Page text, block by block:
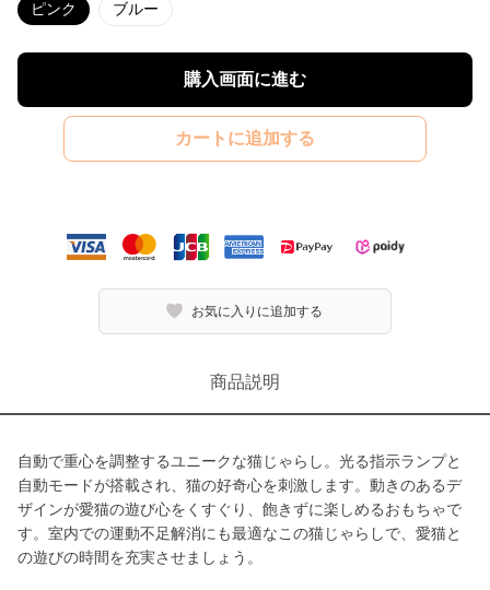
ピンク ブルー
購入画面に進む
カートに追加する
お気に入りに追加する
商品説明
自動で重心を調整するユニークな猫じゃらし。光る指示ランプと
自動モードが搭載され、猫の好奇心を刺激します。動きのあるデ
ザインが愛猫の遊び心をくすぐり、飽きずに楽しめるおもちゃで
す。室内での運動不足解消にも最適なこの猫じゃらしで、愛猫と
の遊びの時間を充実させましょう。